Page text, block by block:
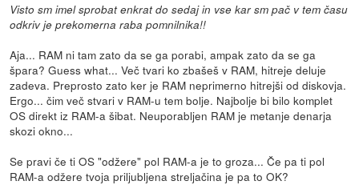
Visto sm imel sprobat enkrat do sedaj in vse kar sm pač v tem času
odkriv je prekomerna raba pomnilnika!!
Aja... RAM ni tam zato da se ga porabi, ampak zato da se ga
špara? Guess what... Več tvari ko zbašeš v RAM, hitreje deluje
zadeva. Preprosto zato ker je RAM neprimerno hitrejši od diskovja.
Ergo... čim več stvari v RAM-u tem bolje. Najbolje bi bilo komplet
OS direkt iz RAM-a šibat. Neuporabljen RAM je metanje denarja
skozi okno...
Se pravi če ti OS "odžere" pol RAM-a je to groza... Če pa ti pol
RAM-a odžere tvoja priljubljena streljačina je pa to OK?